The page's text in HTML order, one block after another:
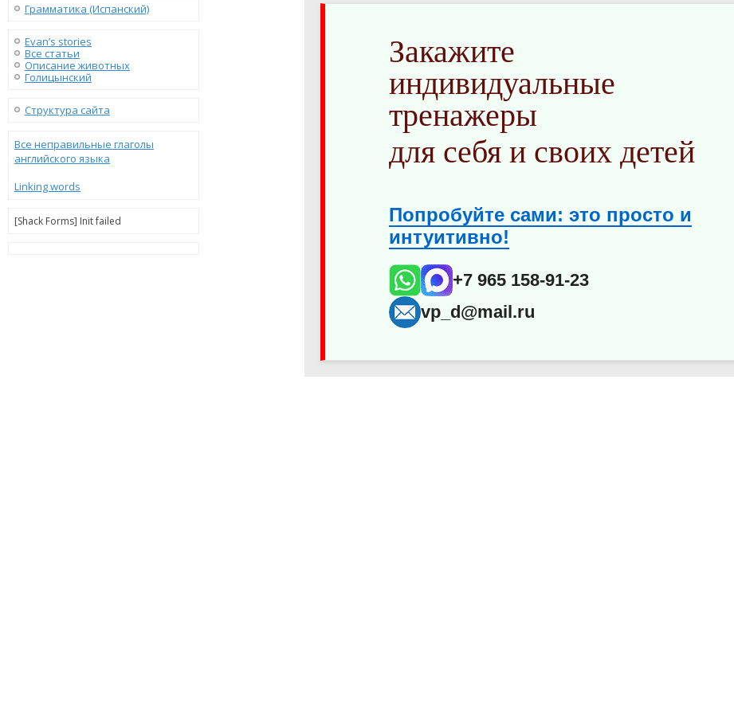
Грамматика (Испанский)
Evan’s stories
Все статьи
Описание животных
Голицынский
Структура сайта
Все неправильные глаголы
английского языка
Linking words
[Shack Forms] Init failed
Закажите
индивидуальные
тренажеры
для себя и своих детей
Попробуйте сами: это просто и
интуитивно!
+7 965 158-91-23
vp_d@mail.ru